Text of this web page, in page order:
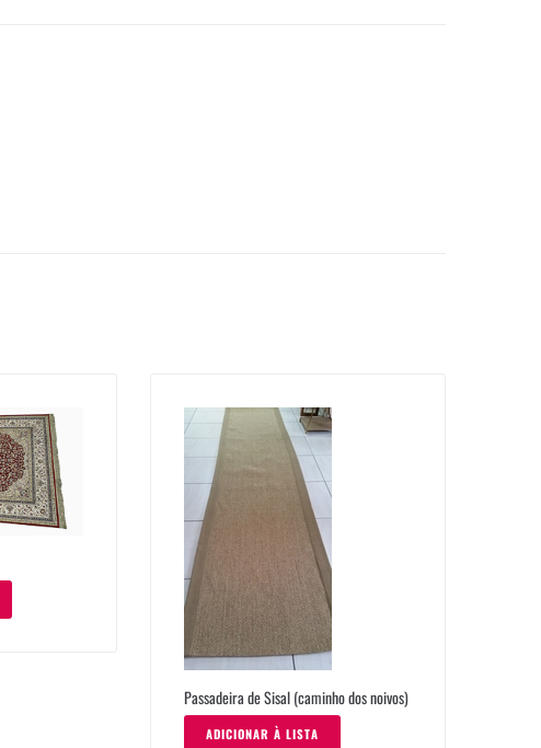
Passadeira de Sisal (caminho dos noivos)
ADICIONAR À LISTA